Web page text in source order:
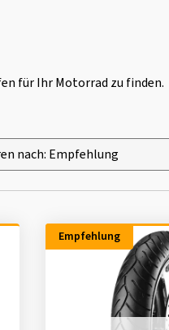
für Ihr Motorrad zu finden.
Empfehlung